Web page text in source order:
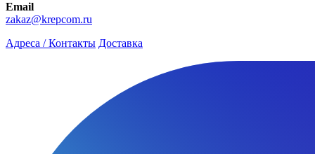
Email
zakaz@krepcom.ru
Адреса / Контакты Доставка